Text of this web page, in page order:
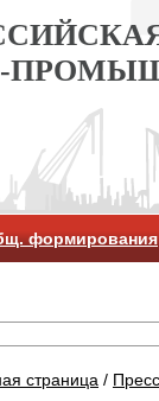
формирования
страница /